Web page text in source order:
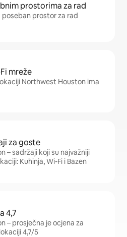
prostorima za rad
prostor za rad
mreže
Northwest Houston ima
za goste
– sadržaji koji su najvažniji
Kuhinja, Wi-Fi i Bazen
4,7
– prosječna je ocjena za
4,7/5